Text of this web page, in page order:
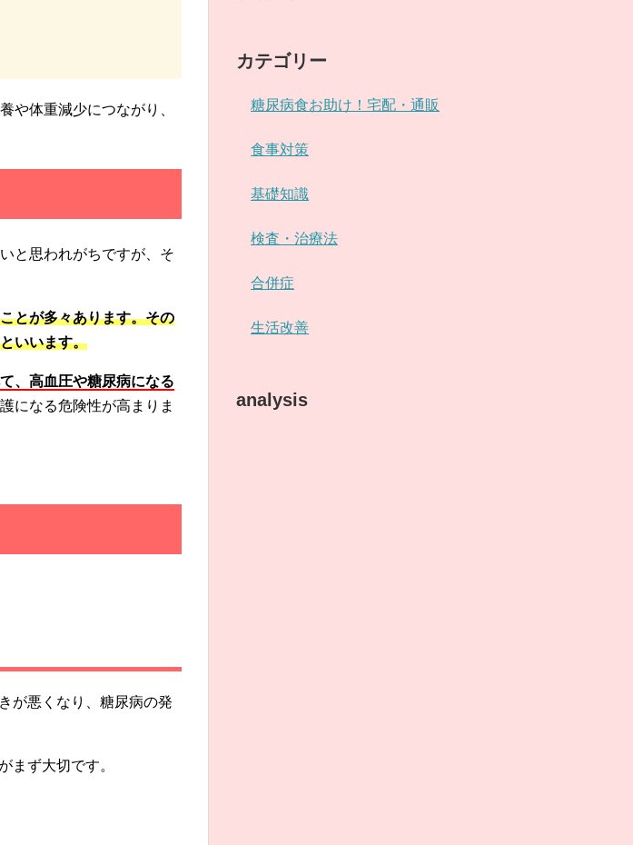
や体重減少につながり、
と思われがちですが、そ
とが多々あります。その
いいます。
、高血圧や糖尿病になる
になる危険性が高まりま
が悪くなり、糖尿病の発
まず大切です。
カテゴリー
糖尿病食お助け！宅配・通販
食事対策
基礎知識
検査・治療法
合併症
生活改善
analysis